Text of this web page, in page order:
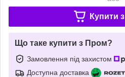
Купити з
Що таке купити з Пром?
Замовлення під захистом
Доступна доставка